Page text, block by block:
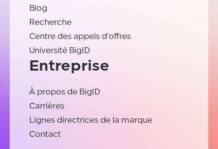
Blog
Recherche
Centre des appels d'offres
Université BigID
Entreprise
À propos de BigID
Carrières
Lignes directrices de la marque
Contact